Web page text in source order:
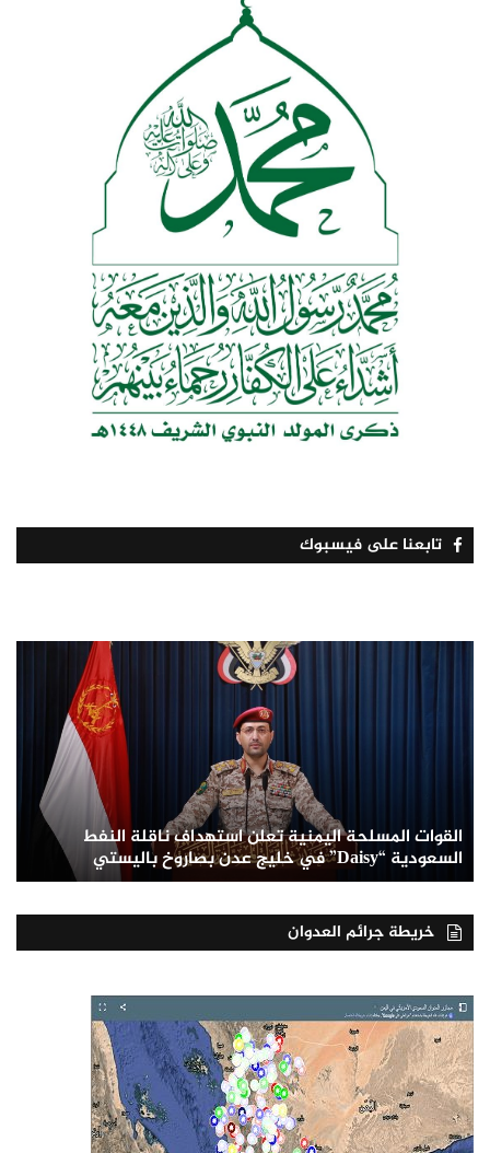
تابعنا على فيسبوك
القوات المسلحة اليمنية تعلن استهداف ناقلة النفط
السعودية “Daisy” في خليج عدن بصاروخ باليستي
خريطة جرائم العدوان